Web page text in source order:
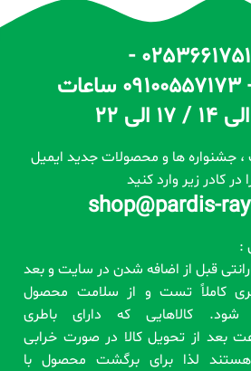
تلفن تماس : 02536617512 -
09126527173 - 09100557173 ساعات
، جشنواره ها و محصولات جدید ایمیل
در کادر زیر وارد کنید
:
قبل از اضافه شدن در سایت و بعد
کاملاً تست و از سلامت محصول
کالاهایی که دارای باطری
هستند 72 ساعت بعد از تحویل کالا در صورت خرابی
لذا برای برگشت محصول با